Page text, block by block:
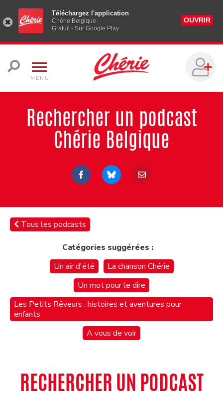
Téléchargez l'application
Chérie Belgique
Gratuit - Sur Google Play
OUVRIR
MENU
Rechercher un podcast
Chérie Belgique
Tous les podcasts
Catégories suggérées :
Un air d'été
La chanson Chérie
Un mot pour le dire
Les Petits Rêveurs : histoires et aventures pour
enfants
A vous de voir
RECHERCHER UN PODCAST